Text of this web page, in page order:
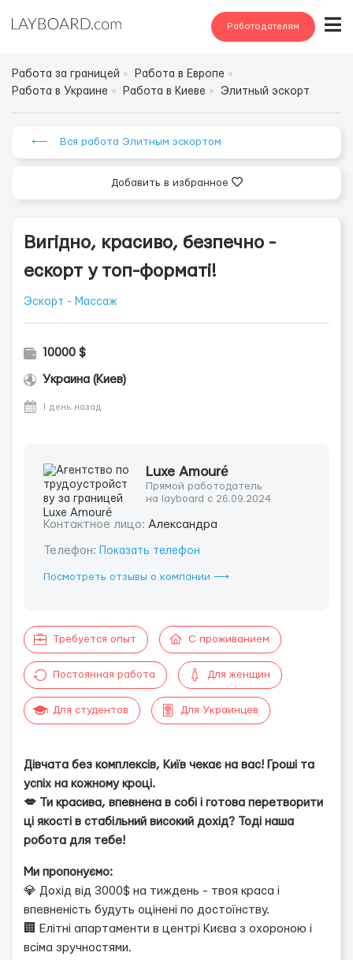
Работодателям
Работа за границей
Работа в Европе
Работа в Украине
Работа в Киеве Элитный эскорт
⟵ Вся работа Элитным эскортом
Добавить в избранное
Вигідно, красиво, безпечно -
ескорт у топ-форматі!
Эскорт - Массаж
10000 $
Украина (Киев)
1 день назад
Luxe Amouré
Прямой работодатель
на layboard с 26.09.2024
Контактное лицо: Александра
Телефон: Показать телефон
Посмотреть отзывы о компании ⟶
Требуется опыт С проживанием
Постоянная работа Для женщин
Для студентов Для Украинцев
Дівчата без комплексів, Київ чекає на вас! Гроші та
успіх на кожному кроці.
💋 Ти красива, впевнена в собі і готова перетворити
ці якості в стабільний високий дохід? Тоді наша
робота для тебе!
Ми пропонуємо:
💎 Дохід від 3000$ на тиждень - твоя краса і
впевненість будуть оцінені по достоїнству.
🏢 Елітні апартаменти в центрі Києва з охороною і
всіма зручностями.